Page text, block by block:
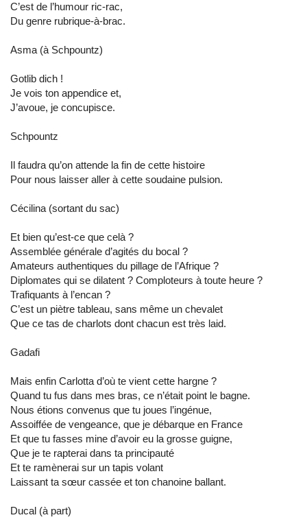
C’est de l’humour ric-rac,
Du genre rubrique-à-brac.
Asma (à Schpountz)
Gotlib dich !
Je vois ton appendice et,
J’avoue, je concupisce.
Schpountz
Il faudra qu’on attende la fin de cette histoire
Pour nous laisser aller à cette soudaine pulsion.
Cécilina (sortant du sac)
Et bien qu’est-ce que celà ?
Assemblée générale d’agités du bocal ?
Amateurs authentiques du pillage de l’Afrique ?
Diplomates qui se dilatent ? Comploteurs à toute heure ?
Trafiquants à l’encan ?
C’est un piètre tableau, sans même un chevalet
Que ce tas de charlots dont chacun est très laid.
Gadafi
Mais enfin Carlotta d’où te vient cette hargne ?
Quand tu fus dans mes bras, ce n’était point le bagne.
Nous étions convenus que tu joues l’ingénue,
Assoiffée de vengeance, que je débarque en France
Et que tu fasses mine d’avoir eu la grosse guigne,
Que je te rapterai dans ta principauté
Et te ramènerai sur un tapis volant
Laissant ta sœur cassée et ton chanoine ballant.
Ducal (à part)